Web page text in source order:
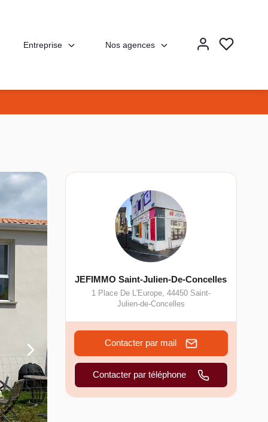
Entreprise Nos agences
JEFIMMO Saint-Julien-De-Concelles
1 Place De L'Europe, 44450 Saint-
Julien-de-Concelles
Contacter par mail
Contacter par téléphone